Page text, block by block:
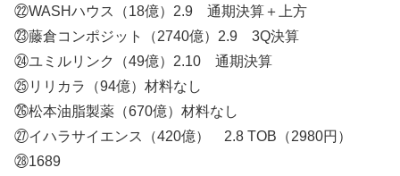
㉒WASHハウス（18億）2.9 通期決算＋上方
㉓藤倉コンポジット（2740億）2.9 3Q決算
㉔ユミルリンク（49億）2.10 通期決算
㉕リリカラ（94億）材料なし
㉖松本油脂製薬（670億）材料なし
㉗イハラサイエンス（420億） 2.8 TOB（2980円）
㉘1689